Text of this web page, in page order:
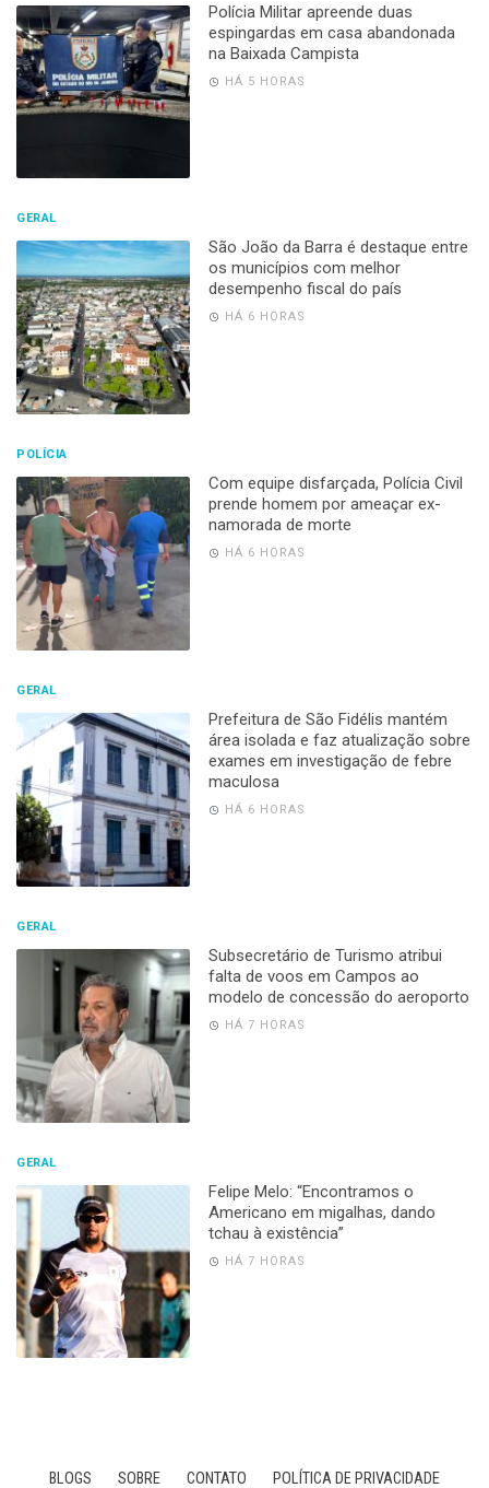
Polícia Militar apreende duas
espingardas em casa abandonada
na Baixada Campista
HÁ 5 HORAS
GERAL
São João da Barra é destaque entre
os municípios com melhor
desempenho fiscal do país
HÁ 6 HORAS
POLÍCIA
Com equipe disfarçada, Polícia Civil
prende homem por ameaçar ex-
namorada de morte
HÁ 6 HORAS
GERAL
Prefeitura de São Fidélis mantém
área isolada e faz atualização sobre
exames em investigação de febre
maculosa
HÁ 6 HORAS
GERAL
Subsecretário de Turismo atribui
falta de voos em Campos ao
modelo de concessão do aeroporto
HÁ 7 HORAS
GERAL
Felipe Melo: “Encontramos o
Americano em migalhas, dando
tchau à existência”
HÁ 7 HORAS
BLOGS SOBRE CONTATO POLÍTICA DE PRIVACIDADE